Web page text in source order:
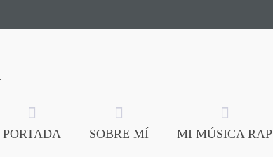
PORTADA SOBRE MÍ MI MÚSICA RAP